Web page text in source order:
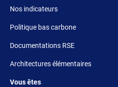
Nos indicateurs
Politique bas carbone
Documentations RSE
Architectures élémentaires
Footer 3
Vous êtes